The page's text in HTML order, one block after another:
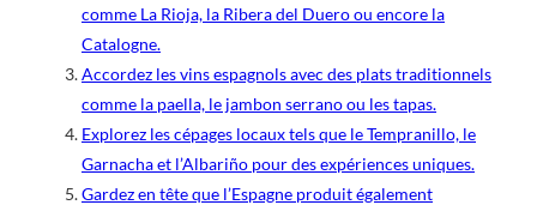
comme La Rioja, la Ribera del Duero ou encore la
Catalogne.
Accordez les vins espagnols avec des plats traditionnels
comme la paella, le jambon serrano ou les tapas.
Explorez les cépages locaux tels que le Tempranillo, le
Garnacha et l’Albariño pour des expériences uniques.
Gardez en tête que l’Espagne produit également